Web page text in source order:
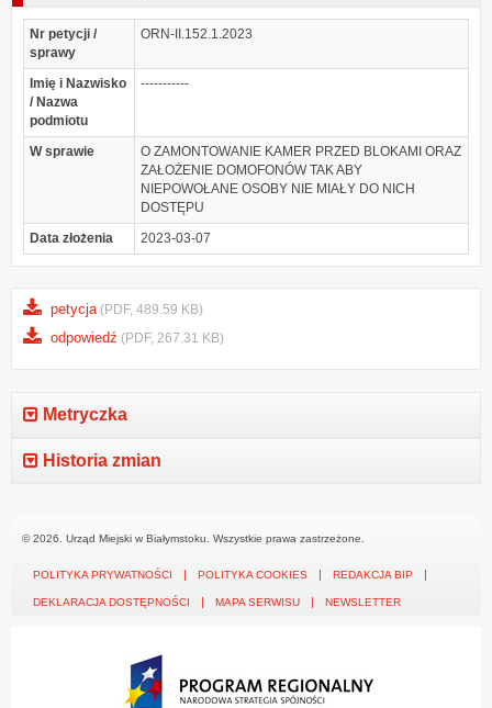
Nr petycji /
sprawy
ORN-II.152.1.2023
Imię i Nazwisko
/ Nazwa
podmiotu
-----------
W sprawie
O ZAMONTOWANIE KAMER PRZED BLOKAMI ORAZ
ZAŁOŻENIE DOMOFONÓW TAK ABY
NIEPOWOŁANE OSOBY NIE MIAŁY DO NICH
DOSTĘPU
Data złożenia
2023-03-07
petycja (PDF, 489.59 KB)
odpowiedź (PDF, 267.31 KB)
Metryczka
Historia zmian
© 2026. Urząd Miejski w Białymstoku. Wszystkie prawa zastrzeżone.
POLITYKA PRYWATNOŚCI POLITYKA COOKIES REDAKCJA BIP
DEKLARACJA DOSTĘPNOŚCI MAPA SERWISU NEWSLETTER